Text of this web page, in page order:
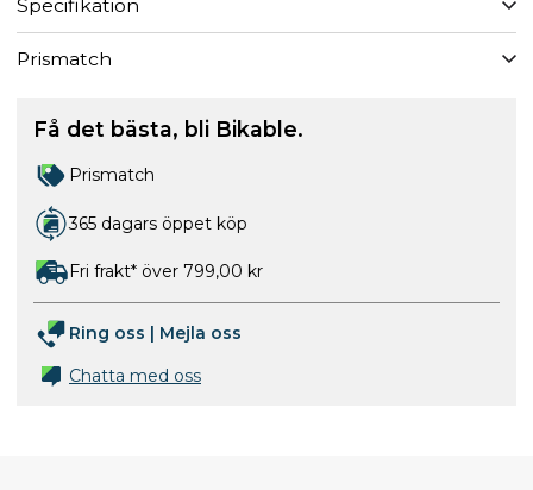
Specifikation
Prismatch
Få det bästa, bli Bikable.
Prismatch
365 dagars öppet köp
Fri frakt* över 799,00 kr
Ring oss | Mejla oss
Chatta med oss